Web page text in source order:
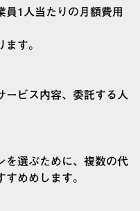
員1人当たりの月額費用
す。
ービス内容、委託する人
を選ぶために、複数の代
めめします。